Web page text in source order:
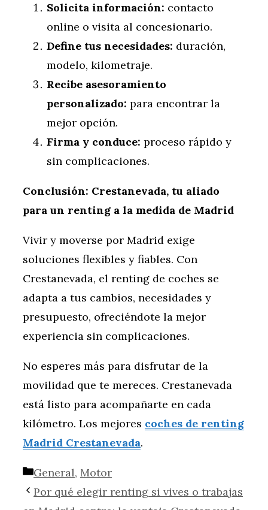
Solicita información: contacto
online o visita al concesionario.
Define tus necesidades: duración,
modelo, kilometraje.
Recibe asesoramiento
personalizado: para encontrar la
mejor opción.
Firma y conduce: proceso rápido y
sin complicaciones.
Conclusión: Crestanevada, tu aliado
para un renting a la medida de Madrid
Vivir y moverse por Madrid exige
soluciones flexibles y fiables. Con
Crestanevada, el renting de coches se
adapta a tus cambios, necesidades y
presupuesto, ofreciéndote la mejor
experiencia sin complicaciones.
No esperes más para disfrutar de la
movilidad que te mereces. Crestanevada
está listo para acompañarte en cada
kilómetro. Los mejores coches de renting
Madrid Crestanevada.
Categorías
General, Motor
Por qué elegir renting si vives o trabajas